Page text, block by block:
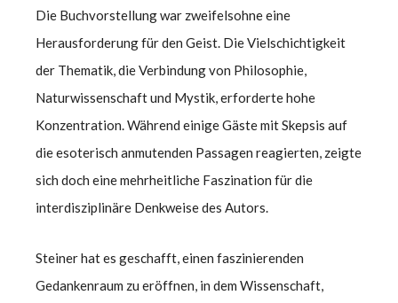
Die Buchvorstellung war zweifelsohne eine
Herausforderung für den Geist. Die Vielschichtigkeit
der Thematik, die Verbindung von Philosophie,
Naturwissenschaft und Mystik, erforderte hohe
Konzentration. Während einige Gäste mit Skepsis auf
die esoterisch anmutenden Passagen reagierten, zeigte
sich doch eine mehrheitliche Faszination für die
interdisziplinäre Denkweise des Autors.
Steiner hat es geschafft, einen faszinierenden
Gedankenraum zu eröffnen, in dem Wissenschaft,